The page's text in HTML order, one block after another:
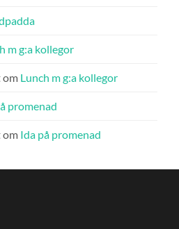
m g:a kollegor
om Lunch m g:a kollegor
promenad
om Ida på promenad